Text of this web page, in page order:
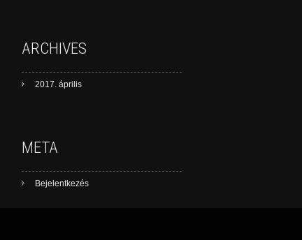
ARCHIVES
2017. április
META
Bejelentkezés